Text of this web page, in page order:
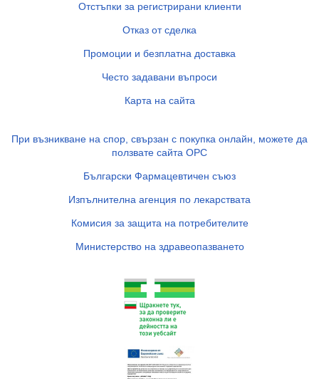
Отстъпки за регистрирани клиенти
Отказ от сделка
Промоции и безплатна доставка
Често задавани въпроси
Карта на сайта
При възникване на спор, свързан с покупка онлайн, можете да
ползвате сайта ОРС
Български Фармацевтичен съюз
Изпълнителна агенция по лекарствата
Комисия за защита на потребителите
Министерство на здравеопазването